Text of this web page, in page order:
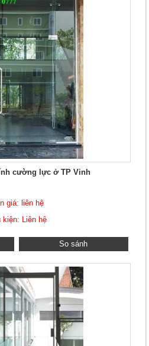
cường lực ở TP Vinh
giá: liên hệ
kiện: Liên hệ
So sánh